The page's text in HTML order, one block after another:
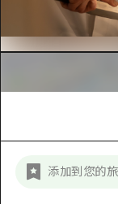
活动
应
有
添加到您的